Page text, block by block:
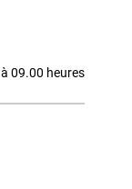
à 09.00 heures